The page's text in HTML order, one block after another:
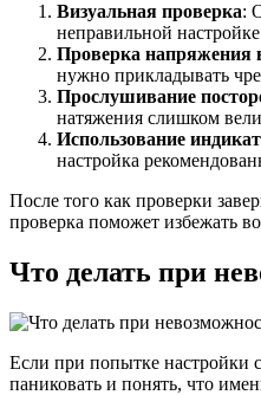
Визуальная проверка:
неправильной
Проверка напряжения
нужно прикладывать
Прослушивание
натяжения слишком
Использование
настройка
После того как проверки
проверка поможет избежать
Что делать при
Если при попытке настройки
паниковать и понять, что